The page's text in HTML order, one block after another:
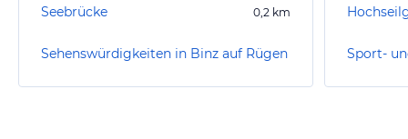
Seebrücke 0,2 km
Sehenswürdigkeiten in Binz auf Rügen